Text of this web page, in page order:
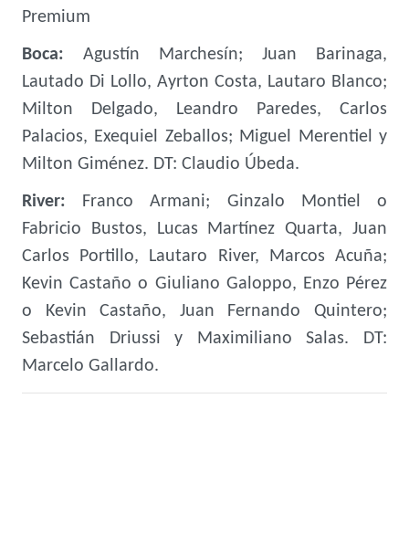
Premium
Boca: Agustín Marchesín; Juan Barinaga,
Lautado Di Lollo, Ayrton Costa, Lautaro Blanco;
Milton Delgado, Leandro Paredes, Carlos
Palacios, Exequiel Zeballos; Miguel Merentiel y
Milton Giménez. DT: Claudio Úbeda.
River: Franco Armani; Ginzalo Montiel o
Fabricio Bustos, Lucas Martínez Quarta, Juan
Carlos Portillo, Lautaro River, Marcos Acuña;
Kevin Castaño o Giuliano Galoppo, Enzo Pérez
o Kevin Castaño, Juan Fernando Quintero;
Sebastián Driussi y Maximiliano Salas. DT:
Marcelo Gallardo.